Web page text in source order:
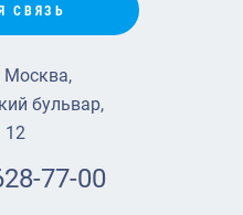
СВЯЗЬ
Москва,
бульвар,
12
77-00